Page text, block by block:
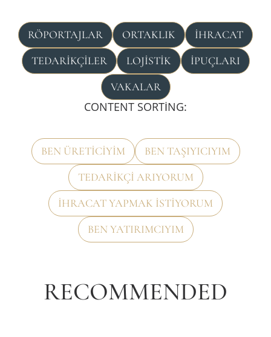
RÖPORTAJLAR ORTAKLIK
İHRACAT
TEDARIKÇILER
LOJISTIK
İPUÇLARI
VAKALAR
CONTENT SORTING:
BEN ÜRETICIYIM
BEN TAŞIYICIYIM
TEDARIKÇI ARIYORUM
İHRACAT YAPMAK ISTIYORUM
BEN YATIRIMCIYIM
RECOMMENDED